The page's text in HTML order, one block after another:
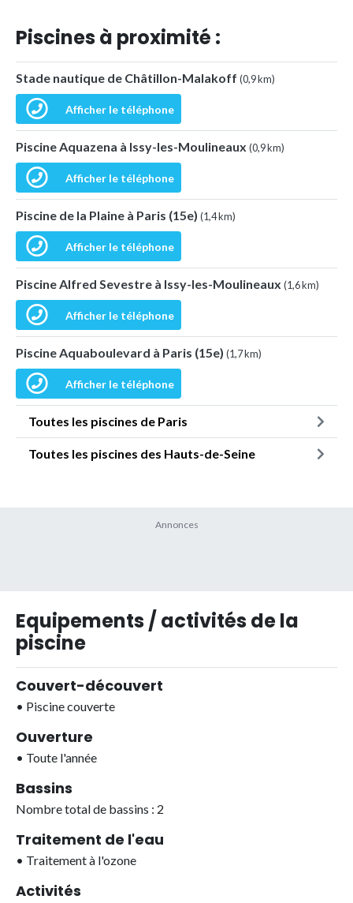
Piscines à proximité :
Stade nautique de Châtillon-Malakoff (0,9 km)
Afficher le téléphone
Piscine Aquazena à Issy-les-Moulineaux (0,9 km)
Afficher le téléphone
Piscine de la Plaine à Paris (15e) (1,4 km)
Afficher le téléphone
Piscine Alfred Sevestre à Issy-les-Moulineaux (1,6 km)
Afficher le téléphone
Piscine Aquaboulevard à Paris (15e) (1,7 km)
Afficher le téléphone
Toutes les piscines de Paris
Toutes les piscines des Hauts-de-Seine
Equipements / activités de la
piscine
Couvert-découvert
• Piscine couverte
Ouverture
• Toute l'année
Bassins
Nombre total de bassins : 2
Traitement de l'eau
• Traitement à l'ozone
Activités